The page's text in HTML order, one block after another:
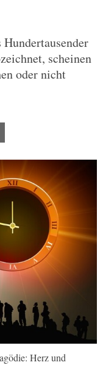
scheinen
oder nicht
Herz und